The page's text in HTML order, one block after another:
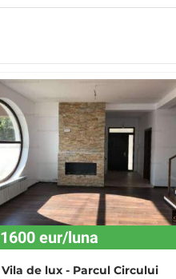
1600 eur/luna
Vila de lux - Parcul Circului